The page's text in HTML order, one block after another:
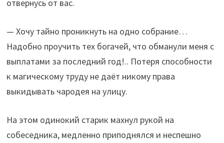
отвернусь от вас.
— Хочу тайно проникнуть на одно собрание…
Надобно проучить тех богачей, что обманули меня с
выплатами за последний год!.. Потеря способности
к магическому труду не даёт никому права
выкидывать чародея на улицу.
На этом одинокий старик махнул рукой на
собеседника, медленно приподнялся и неспешно